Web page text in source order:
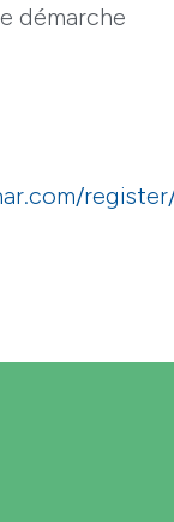
démarche